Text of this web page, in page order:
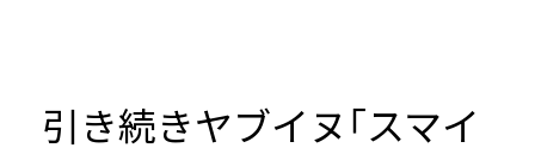
引き続きヤブイヌ｢スマイ